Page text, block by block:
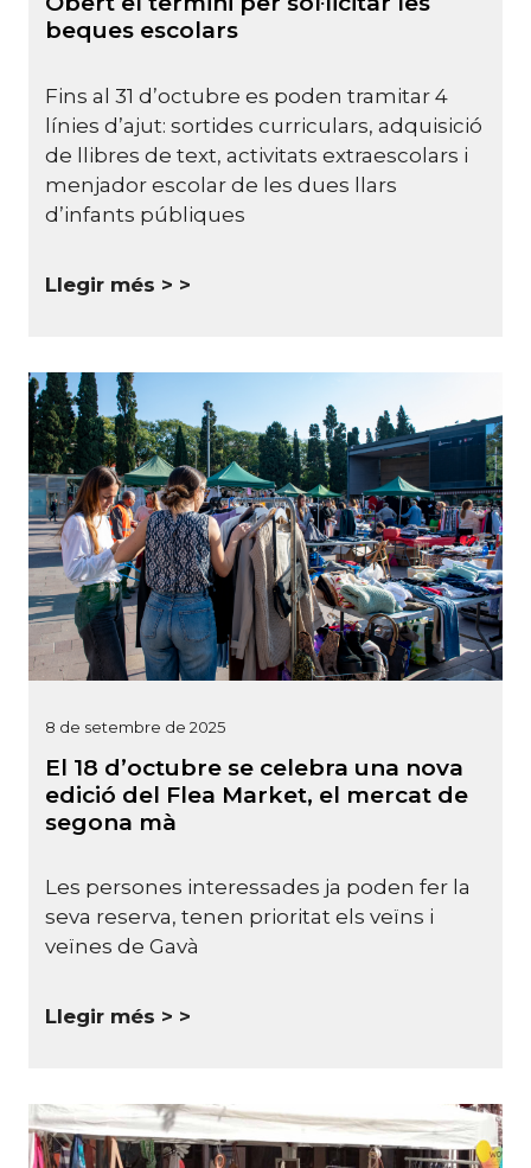
beques escolars
Fins al 31 d’octubre es poden tramitar 4
línies d’ajut: sortides curriculars, adquisició
de llibres de text, activitats extraescolars i
menjador escolar de les dues llars
d’infants públiques
Llegir més >
8 de setembre de 2025
El 18 d’octubre se celebra una nova
edició del Flea Market, el mercat de
segona mà
Les persones interessades ja poden fer la
seva reserva, tenen prioritat els veïns i
veïnes de Gavà
Llegir més >